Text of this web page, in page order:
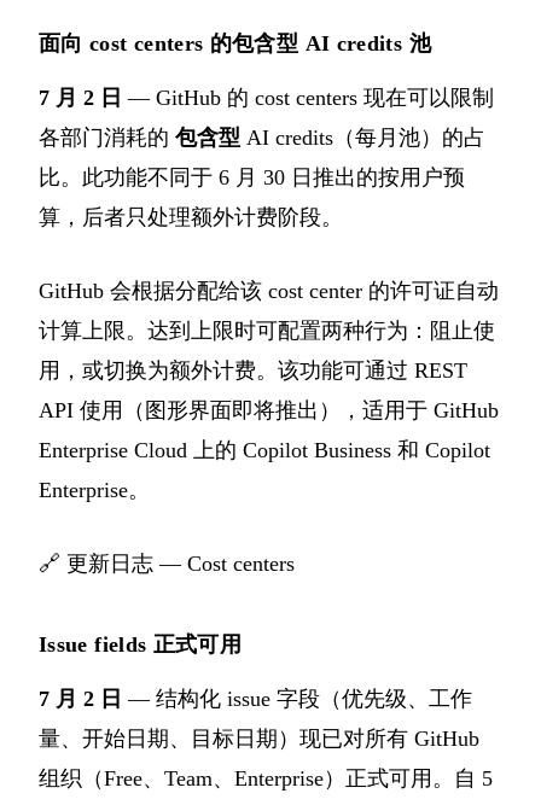
面向 cost centers 的包含型 AI credits 池
7 月 2 日 — GitHub 的 cost centers 现在可以限制
各部门消耗的 包含型 AI credits（每月池）的占
比。此功能不同于 6 月 30 日推出的按用户预
算，后者只处理额外计费阶段。
GitHub 会根据分配给该 cost center 的许可证自动
计算上限。达到上限时可配置两种行为：阻止使
用，或切换为额外计费。该功能可通过 REST
API 使用（图形界面即将推出），适用于 GitHub
Enterprise Cloud 上的 Copilot Business 和 Copilot
Enterprise。
🔗 更新日志 — Cost centers
Issue fields 正式可用
7 月 2 日 — 结构化 issue 字段（优先级、工作
量、开始日期、目标日期）现已对所有 GitHub
组织（Free、Team、Enterprise）正式可用。自 5